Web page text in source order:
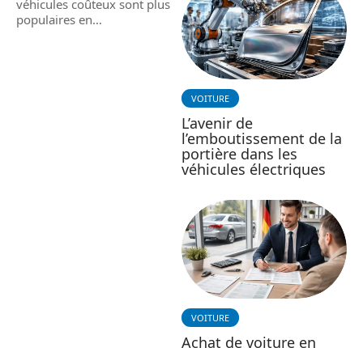
véhicules coûteux sont plus
populaires en…
VOITURE
L’avenir de
l’emboutissement de la
portière dans les
véhicules électriques
VOITURE
Achat de voiture en